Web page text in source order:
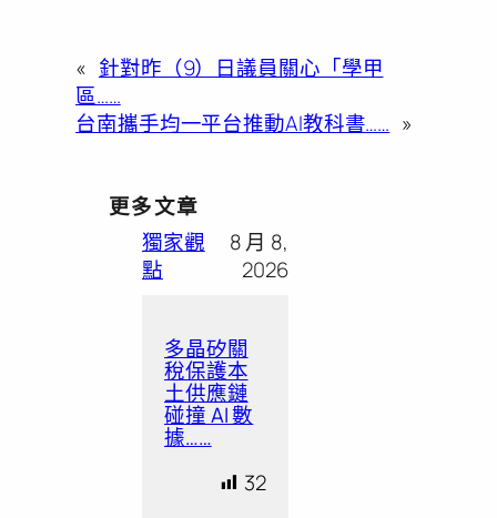
« 針對昨（9）日議員關心「學甲
區……
台南攜手均一平台推動AI教科書…… »
更多文章
獨家觀
點
8 月 8,
2026
多晶矽關
稅保護本
土供應鏈
碰撞 AI 數
據……
32